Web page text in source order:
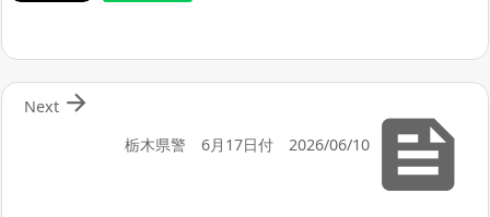

栃木県警 6月17日付 2026/06/10

Next